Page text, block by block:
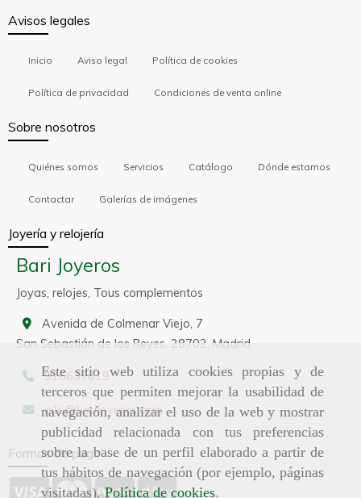
Este sitio web utiliza cookies propias y de
terceros que permiten mejorar la usabilidad de
navegación, analizar el uso de la web y mostrar
publicidad relacionada con tus preferencias
sobre la base de un perfil elaborado a partir de
tus hábitos de navegación (por ejemplo, páginas
visitadas).Política de cookies.
Avisos legales
Inicio Aviso legal Política de cookies
Política de privacidad Condiciones de venta online
Sobre nosotros
Quiénes somos Servicios Catálogo Dónde estamos
Contactar Galerías de imágenes
Joyería y relojería
Bari Joyeros
Joyas, relojes, Tous complementos
Avenida de Colmenar Viejo, 7
San Sebastián de los Reyes, 28702, Madrid
916637819
info barijoyeros.com
Formas de pago